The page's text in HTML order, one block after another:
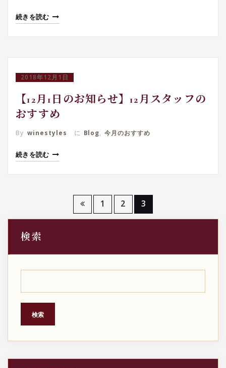
続きを読む
2018年12月1日
【12月1日のお知らせ】12月スタッフの
おすすめ
By winestyles に Blog, 今月のおすすめ
続きを読む
稿
ジ
送
り
1 2 3
検索
検索